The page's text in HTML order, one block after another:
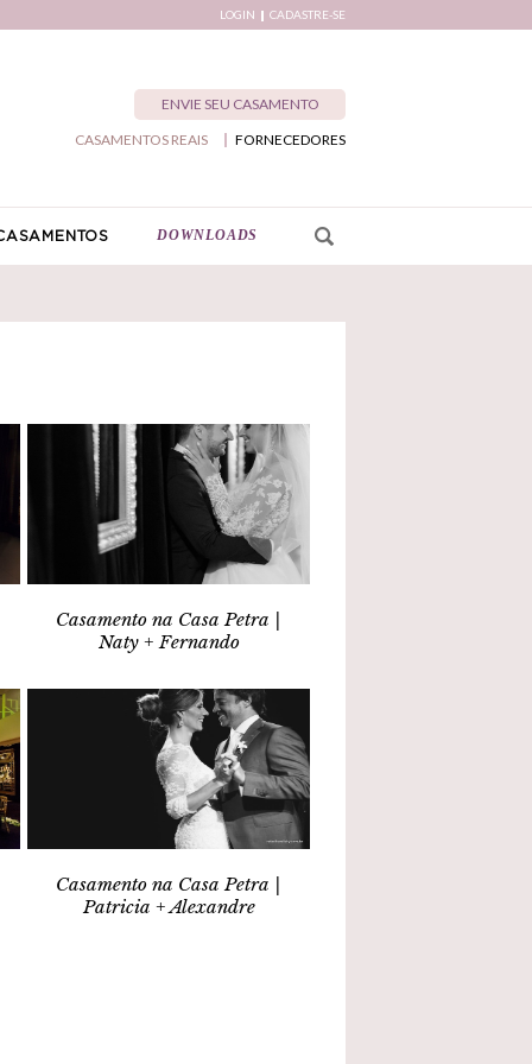
LOGIN CADASTRE-SE
ENVIE SEU CASAMENTO
FORNECEDORES
CASAMENTOS REAIS
DOWNLOADS
Casamento na Casa Petra |
Naty + Fernando
Casamento na Casa Petra |
Patricia + Alexandre